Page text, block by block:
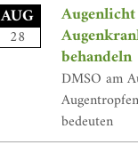
AUG
28
behandeln
DMSO am
bedeuten